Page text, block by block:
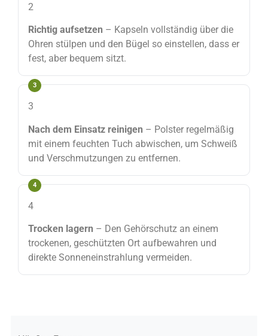
2
Richtig aufsetzen – Kapseln vollständig über die
Ohren stülpen und den Bügel so einstellen, dass er
fest, aber bequem sitzt.
3
Nach dem Einsatz reinigen – Polster regelmäßig
mit einem feuchten Tuch abwischen, um Schweiß
und Verschmutzungen zu entfernen.
4
Trocken lagern – Den Gehörschutz an einem
trockenen, geschützten Ort aufbewahren und
direkte Sonneneinstrahlung vermeiden.